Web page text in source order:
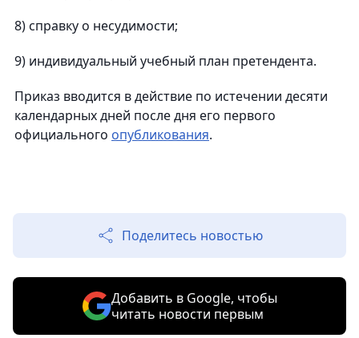
8) справку о несудимости;
9) индивидуальный учебный план претендента.
Приказ вводится в действие по истечении десяти
календарных дней после дня его первого
официального опубликования.
Поделитесь новостью
Добавить в Google, чтобы
читать новости первым